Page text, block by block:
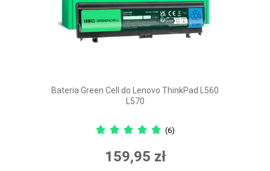
Bateria Green Cell do Lenovo ThinkPad L560
L570
(6)
159,95 zł